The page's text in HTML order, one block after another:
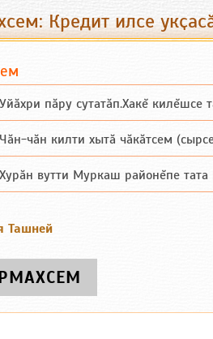
Кредит илсе
Уйăхри пăру сутатăп.Хакĕ килĕшсе
Чăн-чăн килти хытă чăкăтсем
Хурăн вутти Муркаш районĕпе тата
Ташней